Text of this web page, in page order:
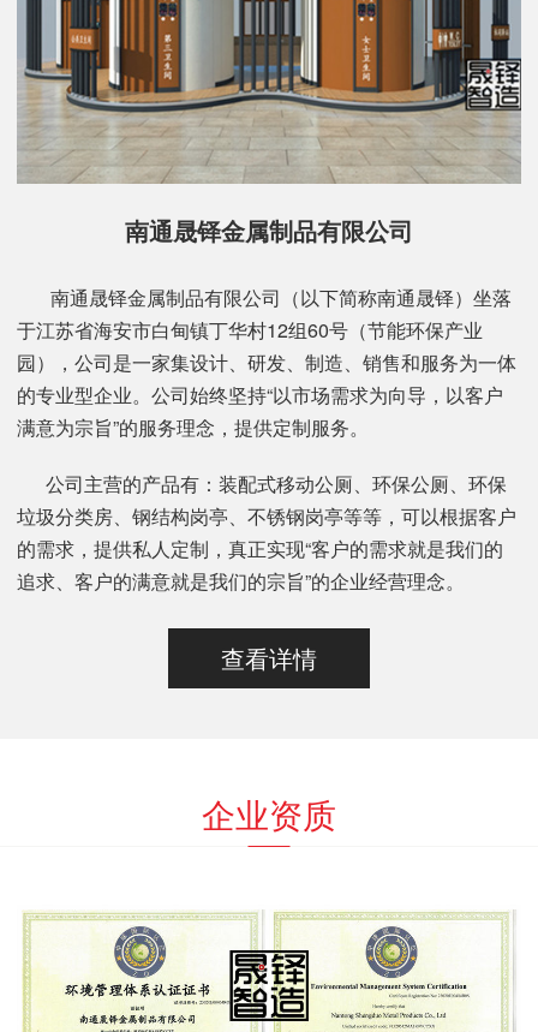
南通晟铎金属制品有限公司
南通晟铎金属制品有限公司（以下简称南通晟铎）坐落
于江苏省海安市白甸镇丁华村12组60号（节能环保产业
园），公司是一家集设计、研发、制造、销售和服务为一体
的专业型企业。公司始终坚持“以市场需求为向导，以客户
满意为宗旨”的服务理念，提供定制服务。
公司主营的产品有：装配式移动公厕、环保公厕、环保
垃圾分类房、钢结构岗亭、不锈钢岗亭等等，可以根据客户
的需求，提供私人定制，真正实现“客户的需求就是我们的
追求、客户的满意就是我们的宗旨”的企业经营理念。
查看详情
企业资质